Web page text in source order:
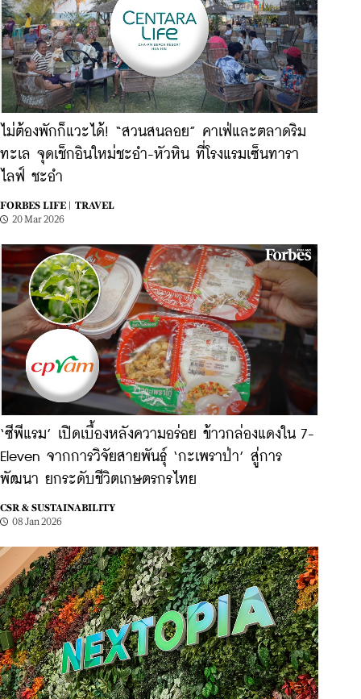
ไม่ต้องพักก็แวะได้! “สวนสนลอย” คาเฟ่และตลาดริม
ทะเล จุดเช็กอินใหม่ชะอำ-หัวหิน ที่โรงแรมเซ็นทารา
ไลฟ์ ชะอำ
FORBES LIFE |
TRAVEL
20 Mar 2026
‘ซีพีแรม’ เปิดเบื้องหลังความอร่อย ข้าวกล่องแดงใน 7-
Eleven จากการวิจัยสายพันธุ์ ‘กะเพราป่า’ สู่การ
พัฒนา ยกระดับชีวิตเกษตรกรไทย
CSR & SUSTAINABILITY
08 Jan 2026